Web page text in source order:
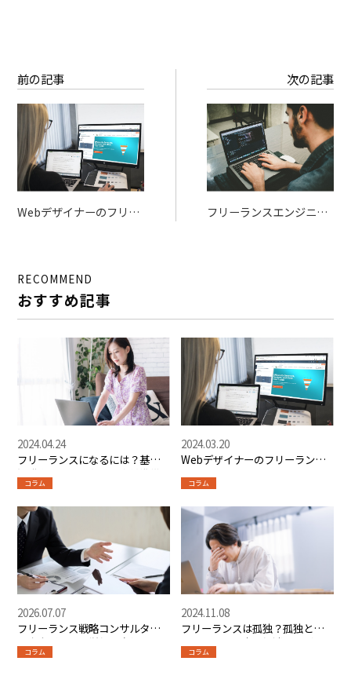
前の記事
Webデザイナーのフリー
次の記事
フリーランスエンジニア
RECOMMEND
おすすめ記事
フリーランスになるには？基本
知識や活躍するための事前準備
とは？
2024.04.24
コラム
Webデザイナーのフリーランス
入門
2024.03.20
コラム
フリーランス戦略コンサルタン
ト完全ガイド【単価・案件・ス
キル・将来性】
2026.07.07
コラム
フリーランスは孤独？孤独と感
じてしまう理由と解消法をご紹
介
2024.11.08
コラム